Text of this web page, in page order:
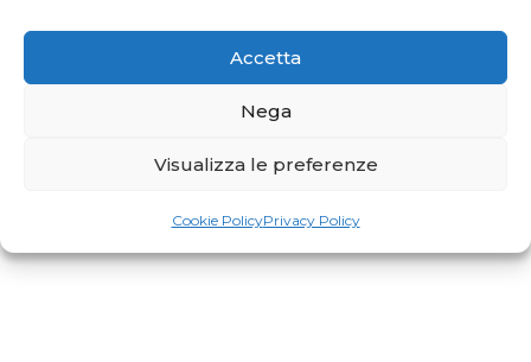
Accetta
Nega
Visualizza le preferenze
Cookie PolicyPrivacy Policy